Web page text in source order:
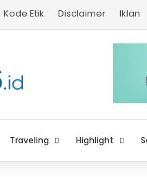
Kode Etik Disclaimer Iklan
Traveling Highlight